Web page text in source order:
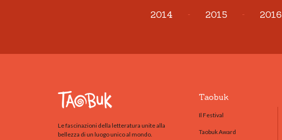
2014 - 2015 - 2016
Le fascinazioni della letteratura unite alla
bellezza di un luogo unico al mondo.
Taobuk
Il Festival
Taobuk Award